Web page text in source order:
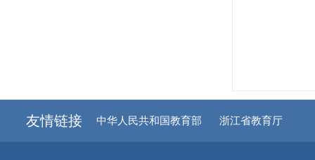
友情链接 中华人民共和国教育部 浙江省教育厅